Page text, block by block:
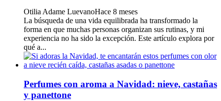
Otilia Adame LuevanoHace 8 meses
La búsqueda de una vida equilibrada ha transformado la
forma en que muchas personas organizan sus rutinas, y mi
experiencia no ha sido la excepción. Este artículo explora por
qué a...
Perfumes con aroma a Navidad: nieve, castañas
y panettone